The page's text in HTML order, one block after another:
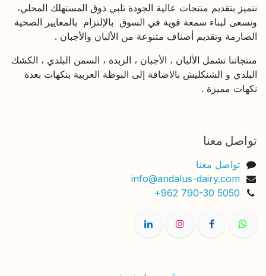
نتميز بتقديم منتجات عالية الجودة تلبي ذوق المستهلك المحلي،
ونسعى لبناء سمعة قوية في السوق بالإلتزام بالمعايير الصحية
الصارمة وتقديم أصناف متنوعة من الألبان والأجبان .
منتجاتنا تشمل الألبان ، الأجبان ، الزبدة ، السمن البلدي ، الكشك
البلدي و الشنكليش بالاضافة إلى البوظة العربية بنكهات بعدة
نكهات مميزة .
تواصل معنا
تواصل معنا
info@andalus-dairy.com
+962 790-30 5050